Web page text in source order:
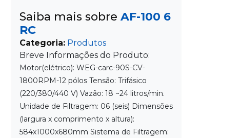
Saiba mais sobre AF-100 6
RC
Categoria: Produtos
Breve Informações do Produto:
Motor(elétrico): WEG-carc-90S-CV-
1800RPM-12 pólos Tensão: Trifásico
(220/380/440 V) Vazão: 18 ~24 litros/min.
Unidade de Filtragem: 06 (seis) Dimensões
(largura x comprimento x altura):
584x1000x680mm Sistema de Filtragem: